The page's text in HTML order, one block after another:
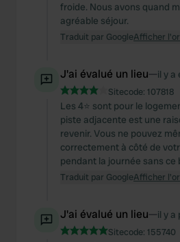
froide. Nous avons quand
agréable séjour.
Traduit par GoogleAfficher
J'ai évalué un lieu—il y a
Sitecode: 107818
Les 4⭐️ sont pour le
piste adjacente est une
revenir. Vous ne pouvez
correctement à côté de
pendant la journée sans ce
Traduit par GoogleAfficher
J'ai évalué un lieu—il y a
Sitecode: 155740